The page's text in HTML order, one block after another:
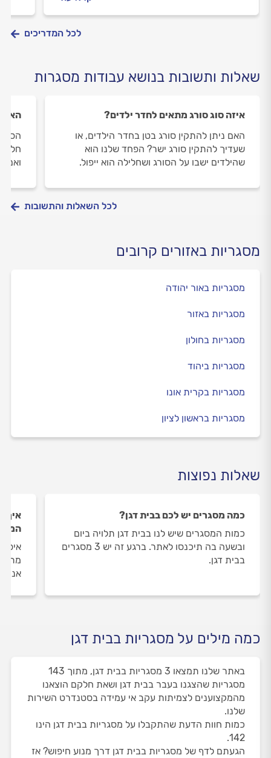
התקנים בהתקנת מעקה במרפסת, גג או
במדרגות
לכל המדריכים
שאלות ותשובות בנושא עבודות מסגרות
איזה סוג סורג מתאים לחדר ילדים?
האם ניתן להתקין סורג בטן בחדר הילדים, או
שעדיך להתקין סורג ישר? הפחד שלנו הוא
שהילדים ישבו על הסורג ושחלילה הוא ייפול.
האם
ואם
לכל השאלות והתשובות
מסגריות באזורים קרובים
מסגריות באור יהודה
מסגריות באזור
מסגריות בחולון
מסגריות ביהוד
מסגריות בקרית אונו
מסגריות בראשון לציון
שאלות נפוצות
כמה מסגרים יש לכם בבית דגן?
כמות המסגרים שיש לנו בבית דגן תלויה ביום
ובשעה בה תיכנסו לאתר. ברגע זה יש 3 מסגרים
בבית דגן.
איך
אנו
כמה מילים על מסגריות בבית דגן
באתר שלנו תמצאו 3 מסגריות בבית דגן, מתוך 143
מסגריות שהצגנו בעבר בבית דגן ושאת חלקם הוצאנו
מהמקצוענים לצמיתות עקב אי עמידה בסטנדרט השירות
שלנו.
כמות חוות הדעת שהתקבלו על מסגריות בבית דגן הינו
142.
הגעתם לדף של מסגריות בבית דגן דרך מנוע חיפוש? אז